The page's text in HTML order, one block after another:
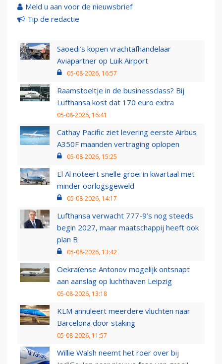
Meld u aan voor de nieuwsbrief
Tip de redactie
Saoedi’s kopen vrachtafhandelaar
Aviapartner op Luik Airport
05-08-2026, 16:57
Raamstoeltje in de businessclass? Bij
Lufthansa kost dat 170 euro extra
05-08-2026, 16:41
Cathay Pacific ziet levering eerste Airbus
A350F maanden vertraging oplopen
05-08-2026, 15:25
El Al noteert snelle groei in kwartaal met
minder oorlogsgeweld
05-08-2026, 14:17
Lufthansa verwacht 777-9’s nog steeds
begin 2027, maar maatschappij heeft ook
plan B
05-08-2026, 13:42
Oekraïense Antonov mogelijk ontsnapt
aan aanslag op luchthaven Leipzig
05-08-2026, 13:18
KLM annuleert meerdere vluchten naar
Barcelona door staking
05-08-2026, 11:57
Willie Walsh neemt het roer over bij